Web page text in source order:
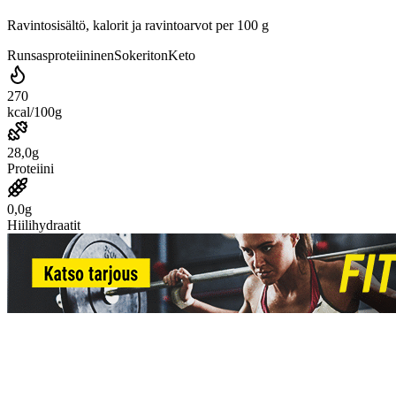
Ravintosisältö, kalorit ja ravintoarvot per 100 g
RunsasproteiininenSokeritonKeto
270
kcal/100g
28,0g
Proteiini
0,0g
Hiilihydraatit